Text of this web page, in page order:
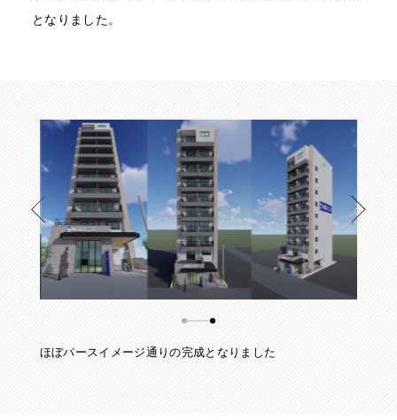
となりました。
ほぼパースイメージ通りの完成となりました